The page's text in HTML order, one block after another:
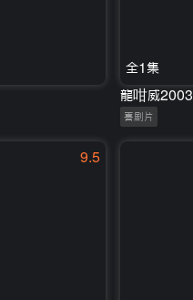
全1集
龍咁威2003
喜剧片
9.5